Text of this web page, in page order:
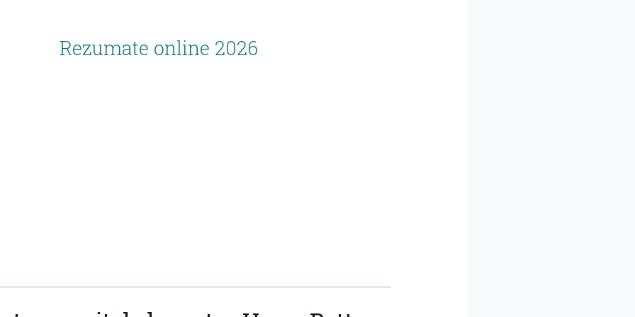
Rezumate online 2026